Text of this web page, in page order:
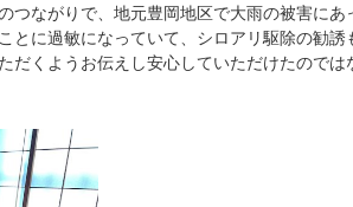
つながりで、地元豊岡地区で大雨の被害にあ
とに過敏になっていて、シロアリ駆除の勧
だくようお伝えし安心していただけたのでは